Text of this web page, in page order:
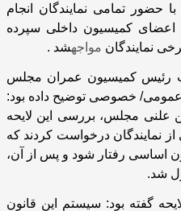
حضور تمامی نمایندگان انجام
کمیسیون داخلی سپرده
نمایندگان مواجهشد .
رئیس کمیسیون عمران مجلس
عمومی/ خصوصی توضیح داده بود:
علنی مجلس، بررسی این لایحه
نمایندگان درخواست کردند که
اساسی رفتار شود و پس از آن،
شد.
گفته بود: سیستم این قانون